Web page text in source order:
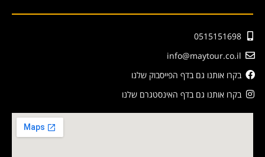
0515151698
info@maytour.co.il
בקרו אותנו גם בדף הפייסבוק שלנו
בקרו אותנו גם בדף האינסטגרם שלנו